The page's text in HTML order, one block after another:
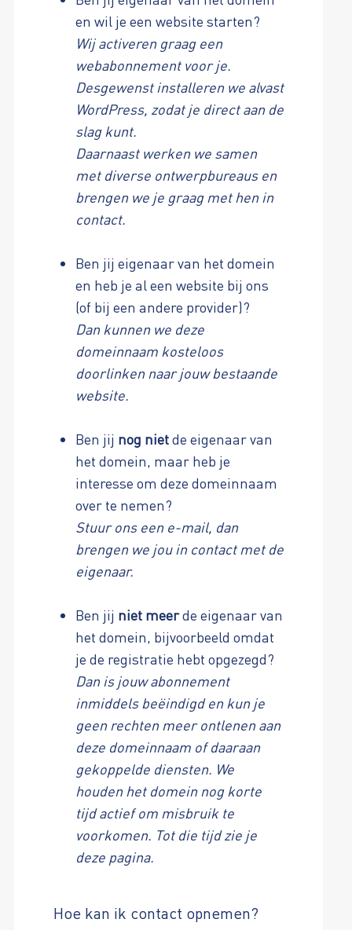
en wil je een website starten?
Wij activeren graag een
webabonnement voor je.
Desgewenst installeren we alvast
WordPress, zodat je direct aan de
slag kunt.
Daarnaast werken we samen
met diverse ontwerpbureaus en
brengen we je graag met hen in
contact.
Ben jij eigenaar van het domein
en heb je al een website bij ons
(of bij een andere provider)?
Dan kunnen we deze
domeinnaam kosteloos
doorlinken naar jouw bestaande
website.
Ben jij nog nietde eigenaar van
het domein, maar heb je
interesse om deze domeinnaam
over te nemen?
Stuur ons een e-mail, dan
brengen we jou in contact met de
eigenaar.
Ben jij niet meerde eigenaar van
het domein, bijvoorbeeld omdat
je de registratie hebt opgezegd?
Dan is jouw abonnement
inmiddels beëindigd en kun je
geen rechten meer ontlenen aan
deze domeinnaam of daaraan
gekoppelde diensten. We
houden het domein nog korte
tijd actief om misbruik te
voorkomen. Tot die tijd zie je
deze pagina.
Hoe kan ik contact opnemen?